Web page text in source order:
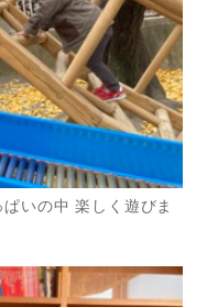
いの中 楽しく遊びま